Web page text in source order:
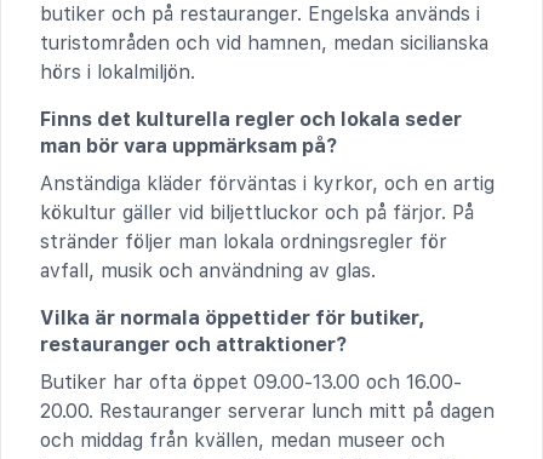
butiker och på restauranger. Engelska används i
turistområden och vid hamnen, medan sicilianska
hörs i lokalmiljön.
Finns det kulturella regler och lokala seder
man bör vara uppmärksam på?
Anständiga kläder förväntas i kyrkor, och en artig
kökultur gäller vid biljettluckor och på färjor. På
stränder följer man lokala ordningsregler för
avfall, musik och användning av glas.
Vilka är normala öppettider för butiker,
restauranger och attraktioner?
Butiker har ofta öppet 09.00-13.00 och 16.00-
20.00. Restauranger serverar lunch mitt på dagen
och middag från kvällen, medan museer och